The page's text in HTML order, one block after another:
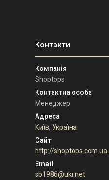
Shoptops
Менеджер
Київ, Україна
http://shoptops.com.ua
sb1986@ukr.net